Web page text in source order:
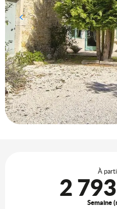
À
2 Semaine